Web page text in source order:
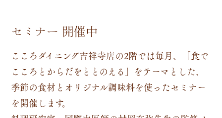
セミナー 開催中
こころダイニング吉祥寺店の2階では毎月、「食で
こころとからだをととのえる」をテーマとした、
季節の食材とオリジナル調味料を使ったセミナー
を開催します。